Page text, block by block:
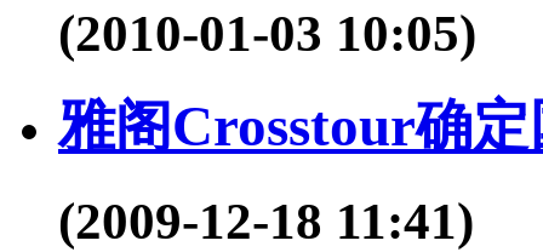
(2010-01-03 10:05)
雅阁Crosstour确
(2009-12-18 11:41)